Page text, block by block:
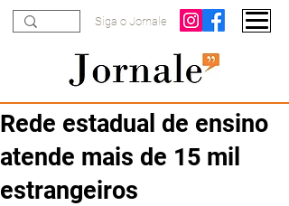
Siga o Jornale
Rede estadual de ensino
atende mais de 15 mil
estrangeiros